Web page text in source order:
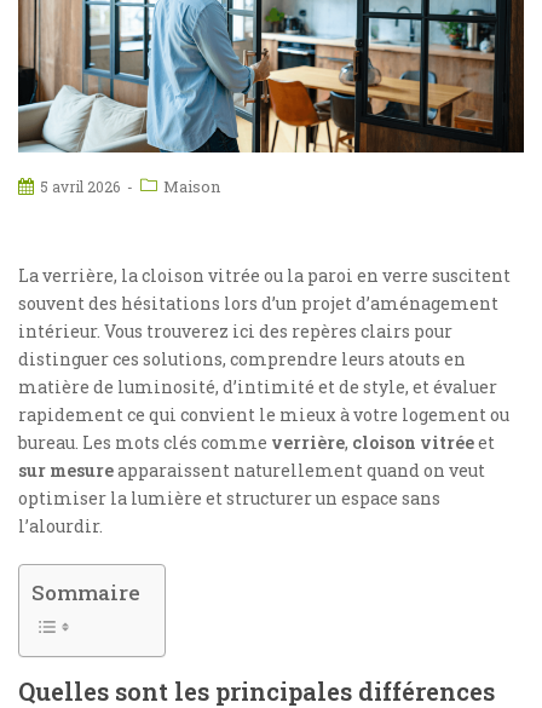
5 avril 2026 Maison
La verrière, la cloison vitrée ou la paroi en verre suscitent
souvent des hésitations lors d’un projet d’aménagement
intérieur. Vous trouverez ici des repères clairs pour
distinguer ces solutions, comprendre leurs atouts en
matière de luminosité, d’intimité et de style, et évaluer
rapidement ce qui convient le mieux à votre logement ou
bureau. Les mots clés comme verrière, cloison vitréeet
sur mesureapparaissent naturellement quand on veut
optimiser la lumière et structurer un espace sans
l’alourdir.
Sommaire
Quelles sont les principales différences